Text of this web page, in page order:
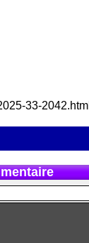
33-2042.html